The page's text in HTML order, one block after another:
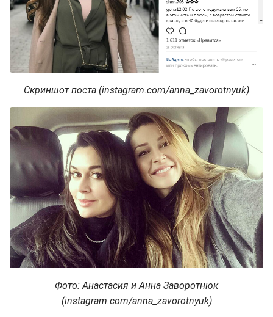
Скриншот поста (instagram.com/anna_zavorotnyuk)
Фото: Анастасия и Анна Заворотнюк
(instagram.com/anna_zavorotnyuk)